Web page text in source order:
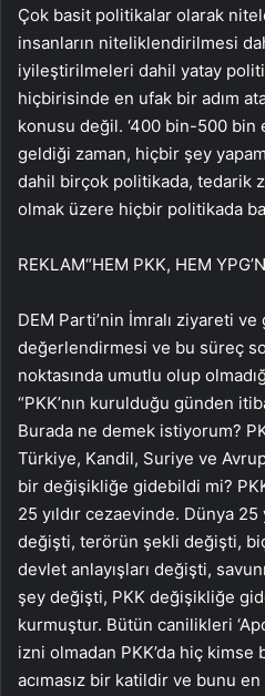
Çok basit politikalar olarak
insanların niteliklendirilmesi
iyileştirilmeleri dahil yatay
hiçbirisinde en ufak bir adım
konusu değil. ‘400 bin-500 bin
geldiği zaman, hiçbir şey
dahil birçok politikada, tedarik
olmak üzere hiçbir politikada
REKLAM“HEM PKK, HEM
DEM Parti’nin İmralı ziyareti
değerlendirmesi ve bu süreç
noktasında umutlu olup
“PKK’nın kurulduğu günden
Burada ne demek istiyorum?
Türkiye, Kandil, Suriye ve
bir değişikliğe gidebildi mi?
25 yıldır cezaevinde. Dünya
değişti, terörün şekli değişti,
devlet anlayışları değişti,
şey değişti, PKK değişikliğe
kurmuştur. Bütün canilikleri
izni olmadan PKK’da hiç kimse
acımasız bir katildir ve bunu